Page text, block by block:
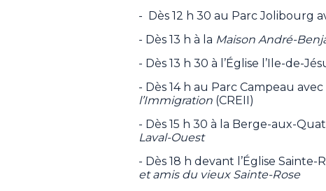
- Dès 12 h 30 au Parc Jolibourg
- Dès 13 h à la Maison André-
- Dès 13 h 30 à l’Église l’Ile-de-
- Dès 14 h au Parc Campeau avec
l’Immigration (CREII)
- Dès 15 h 30 à la Berge-aux-
Laval-Ouest
- Dès 18 h devant l’Église Sainte-
et amis du vieux Sainte-Rose